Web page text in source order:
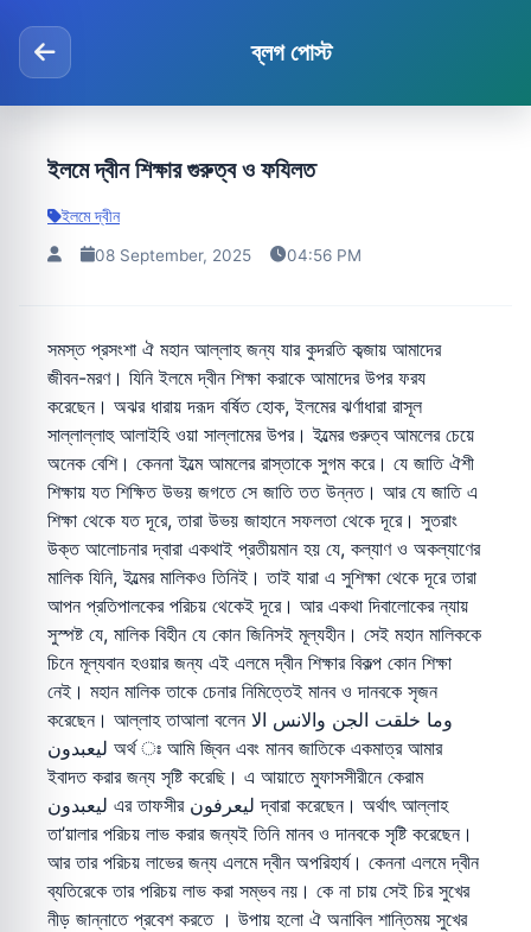
ব্লগ পোস্ট
ইলমে দ্বীন শিক্ষার গুরুত্ব ও ফযিলত
ইলমে দ্বীন
08 September, 2025 04:56 PM
সমস্ত প্রসংশা ঐ মহান আল্লাহ জন্য যার কুদরতি কব্জায় আমাদের
জীবন-মরণ। যিনি ইলমে দ্বীন শিক্ষা করাকে আমাদের উপর ফরয
করেছেন। অঝর ধারায় দরূদ বর্ষিত হোক, ইলমের ঝর্ণাধারা রাসূল
সাল্লাল্লাহু আলাইহি ওয়া সাল্লামের উপর। ইল্মের গুরুত্ব আমলের চেয়ে
অনেক বেশি। কেননা ইল্মে আমলের রাস্তাকে সুগম করে। যে জাতি ঐশী
শিক্ষায় যত শিক্ষিত উভয় জগতে সে জাতি তত উন্নত। আর যে জাতি এ
শিক্ষা থেকে যত দূরে, তারা উভয় জাহানে সফলতা থেকে দূরে। সুতরাং
উক্ত আলোচনার দ্বারা একথাই প্রতীয়মান হয় যে, কল্যাণ ও অকল্যাণের
মালিক যিনি, ইল্মের মালিকও তিনিই। তাই যারা এ সুশিক্ষা থেকে দূরে তারা
আপন প্রতিপালকের পরিচয় থেকেই দূরে। আর একথা দিবালোকের ন্যায়
সুস্পষ্ট যে, মালিক বিহীন যে কোন জিনিসই মূল্যহীন। সেই মহান মালিককে
চিনে মূল্যবান হওয়ার জন্য এই এলমে দ্বীন শিক্ষার বিকল্প কোন শিক্ষা
নেই। মহান মালিক তাকে চেনার নিমিত্তেই মানব ও দানবকে সৃজন
করেছেন। আল্লাহ তাআলা বলেন وما خلقت الجن والانس الا
ليعبدون অর্থ ঃ আমি জ্বিন এবং মানব জাতিকে একমাত্র আমার
ইবাদত করার জন্য সৃষ্টি করেছি। এ আয়াতে মুফাসসীরীনে কেরাম
ليعبدون এর তাফসীর ليعرفون দ্বারা করেছেন। অর্থাৎ আল্লাহ
তা’য়ালার পরিচয় লাভ করার জন্যই তিনি মানব ও দানবকে সৃষ্টি করেছেন।
আর তার পরিচয় লাভের জন্য এলমে দ্বীন অপরিহার্য। কেননা এলমে দ্বীন
ব্যতিরেকে তার পরিচয় লাভ করা সম্ভব নয়। কে না চায় সেই চির সুখের
নীড় জান্নাতে প্রবেশ করতে । উপায় হলো ঐ অনাবিল শান্তিময় সুখের